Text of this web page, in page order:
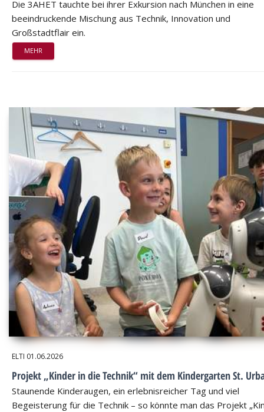
Die 3AHET tauchte bei ihrer Exkursion nach München in eine
beeindruckende Mischung aus Technik, Innovation und
Großstadtflair ein.
MEHR
ELTI 01.06.2026
Projekt „Kinder in die Technik“ mit dem Kindergarten St.
Staunende Kinderaugen, ein erlebnisreicher Tag und viel
Begeisterung für die Technik – so könnte man das Projekt